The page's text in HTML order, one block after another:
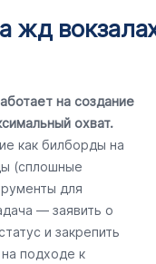
жд
на создание
охват.
как билборды на
(сплошные
для
— заявить о
и закрепить
подходе к